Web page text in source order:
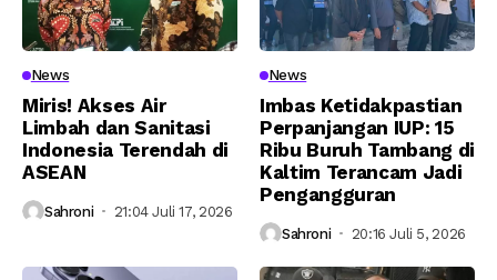
News
Miris! Akses Air
Limbah dan Sanitasi
Indonesia Terendah di
ASEAN
Sahroni 21:04 Juli 17, 2026
News
Imbas Ketidakpastian
Perpanjangan IUP: 15
Ribu Buruh Tambang di
Kaltim Terancam Jadi
Pengangguran
Sahroni 20:16 Juli 5, 2026